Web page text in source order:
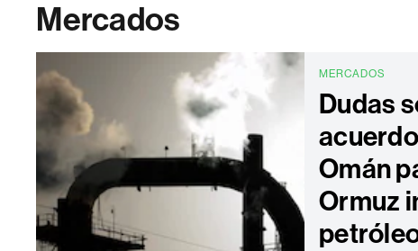
Mercados
MERCADOS
Dudas
Omán
Ormuz